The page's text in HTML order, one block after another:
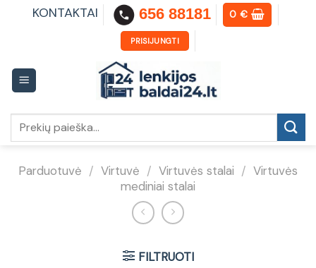
KONTAKTAI 656 88181 0€
PRISIJUNGTI
Parduotuvė / Virtuvė / Virtuvės stalai / Virtuvės
mediniai stalai
FILTRUOTI